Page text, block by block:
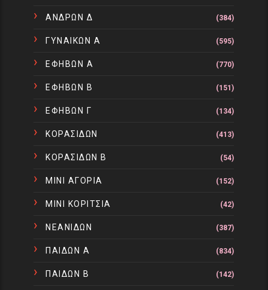
ΑΝΔΡΩΝ Δ (384)
ΓΥΝΑΙΚΩΝ Α (595)
ΕΦΗΒΩΝ Α (770)
ΕΦΗΒΩΝ Β (151)
ΕΦΗΒΩΝ Γ (134)
ΚΟΡΑΣΙΔΩΝ (413)
ΚΟΡΑΣΙΔΩΝ Β (54)
ΜΙΝΙ ΑΓΟΡΙΑ (152)
ΜΙΝΙ ΚΟΡΙΤΣΙΑ (42)
ΝΕΑΝΙΔΩΝ (387)
ΠΑΙΔΩΝ Α (834)
ΠΑΙΔΩΝ Β (142)